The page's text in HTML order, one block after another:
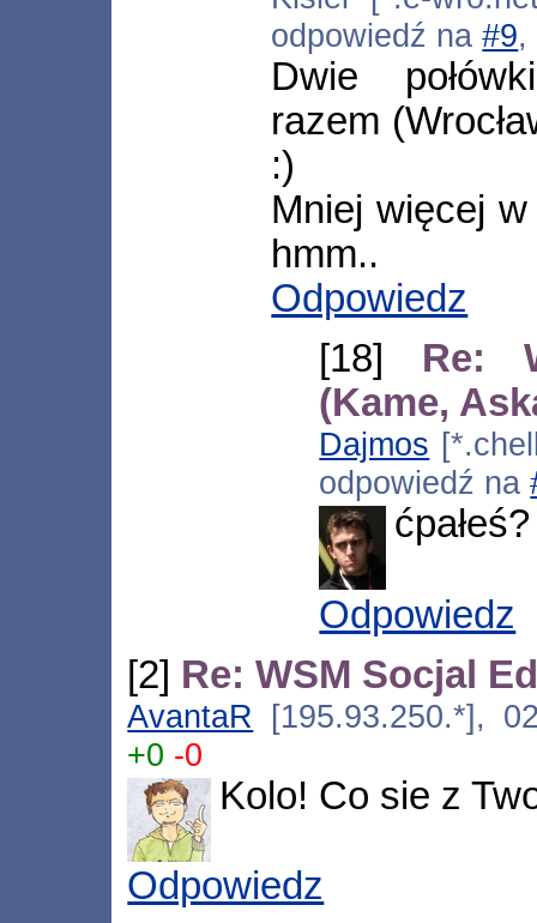
odpowiedź na#9,
Dwie
razem
:)
Mniej więcej w
hmm..
Odpowiedz
[18] Re:
(Kame,
Dajmos
odpowiedź na
ćpałeś?
Odpowiedz
[2] Re: WSM Socjal
AvantaR [195.93.250.*],
+0 -0
Kolo! Co sie z
Odpowiedz